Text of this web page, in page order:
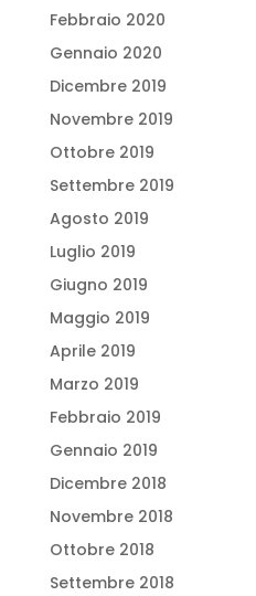
Febbraio 2020
Gennaio 2020
Dicembre 2019
Novembre 2019
Ottobre 2019
Settembre 2019
Agosto 2019
Luglio 2019
Giugno 2019
Maggio 2019
Aprile 2019
Marzo 2019
Febbraio 2019
Gennaio 2019
Dicembre 2018
Novembre 2018
Ottobre 2018
Settembre 2018